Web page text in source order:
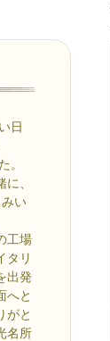
日
。
、
い
工場
タリ
出発
へと
がと
名所